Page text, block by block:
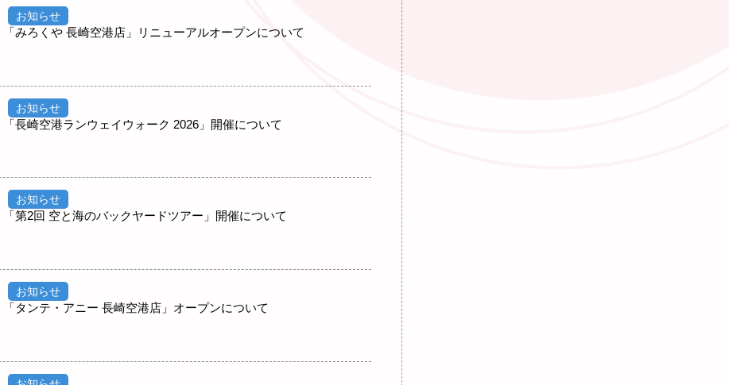
お知らせ
「みろくや 長崎空港店」リニューアルオープンについて
お知らせ
「長崎空港ランウェイウォーク 2026」開催について
お知らせ
「第2回 空と海のバックヤードツアー」開催について
お知らせ
「タンテ・アニー 長崎空港店」オープンについて